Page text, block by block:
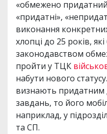
«обмежено
«придатні»,
виконання
хлопці до 25 років,
законодавством
пройти у ТЦК
набути нового
визнають придатним
завдань, то його
наприклад, у
та СП.